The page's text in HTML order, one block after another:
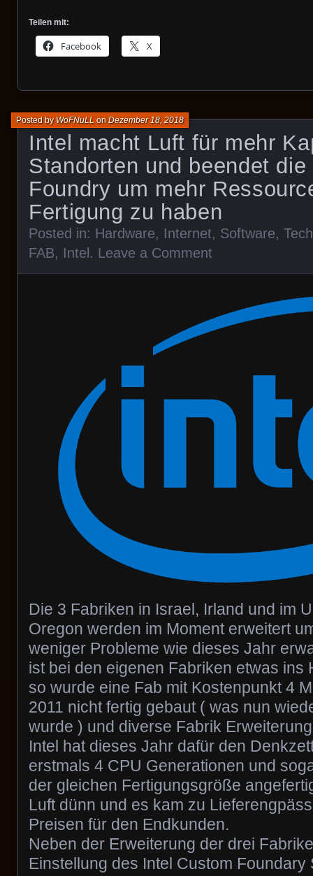
Teilen mit:
Facebook X
Intel macht Luft für mehr
Standorten und beendet
Foundry um mehr
Fertigung zu haben
Posted byWoFNuLL onDezember 18, 2018
Posted in: Hardware, Internet, Software,
FAB, Intel . Leave a Comment
Die 3 Fabriken in Israel, Irland und im
Oregon werden im Moment erweitert
weniger Probleme wie dieses Jahr
ist bei den eigenen Fabriken etwas ins
so wurde eine Fab mit Kostenpunkt 4
2011 nicht fertig gebaut ( was nun
wurde ) und diverse Fabrik
Intel hat dieses Jahr dafür den
erstmals 4 CPU Generationen und
der gleichen Fertigungsgröße
Luft dünn und es kam zu
Preisen für den Endkunden.
Neben der Erweiterung der drei
Einstellung des Intel Custom Foundary